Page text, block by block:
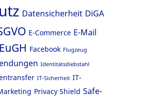
Datensicherheit DiGA
E-Commerce E-Mail
EuGH Facebook Flugzeug
Identitätsdiebstahl
IT-Sicherheit IT-
Privacy Shield Safe-